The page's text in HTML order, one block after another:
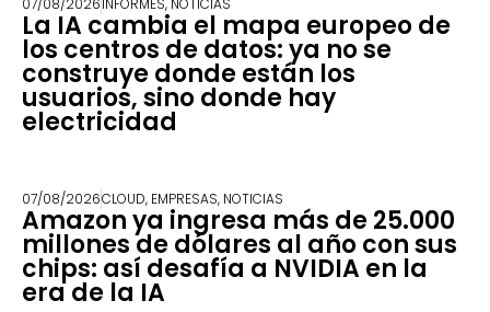
07/08/2026INFORMES, NOTICIAS
La IA cambia el mapa europeo de
los centros de datos: ya no se
construye donde están los
usuarios, sino donde hay
electricidad
07/08/2026CLOUD, EMPRESAS, NOTICIAS
Amazon ya ingresa más de 25.000
millones de dólares al año con sus
chips: así desafía a NVIDIA en la
era de la IA